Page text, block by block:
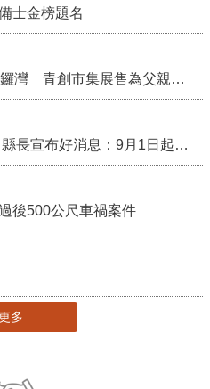
士金榜題名
3對3戰鬥陀螺團體賽決戰銅鑼灣 青創市集展售為父親節增添繽紛
苗栗親子館暨托嬰中心揭牌 縣長宣布好消息：9月1日起調降臨時托嬰費用
後500公尺車禍案件
多